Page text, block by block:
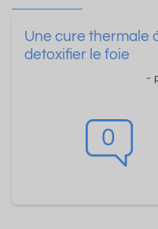
0
Une cure thermale
detoxifier le foie
-